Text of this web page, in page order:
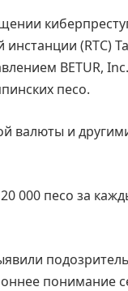
(RTC)
BETUR,
песо.
валюты и
000 песо за
понимание